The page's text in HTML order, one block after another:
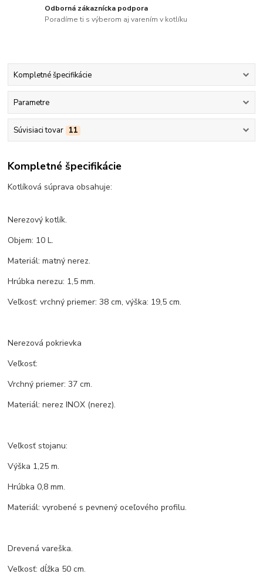
Odborná zákaznícka podpora
Poradíme ti s výberom aj varením v kotlíku
Kompletné špecifikácie
Parametre
Súvisiaci tovar 11
Kompletné špecifikácie
Kotlíková súprava obsahuje:
Nerezový kotlík.
Objem: 10 L.
Materiál: matný nerez.
Hrúbka nerezu: 1,5 mm.
Veľkosť: vrchný priemer: 38 cm, výška: 19,5 cm.
Nerezová pokrievka
Veľkosť:
Vrchný priemer: 37 cm.
Materiál: nerez INOX (nerez).
Veľkosť stojanu:
Výška 1,25 m.
Hrúbka 0,8 mm.
Materiál: vyrobené s pevnený oceľového profilu.
Drevená vareška.
Veľkosť: dĺžka 50 cm.